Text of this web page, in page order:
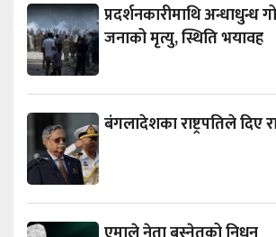
प्रदर्शनकारीमाथि अन्धाधुन्ध
जनाको मृत्यु, स्थिति भयावह
बंगलादेशका राष्ट्रपतिले दिए